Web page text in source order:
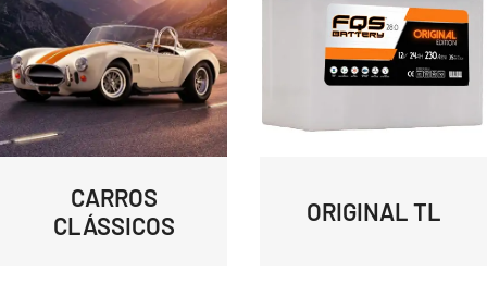
CARROS
CLÁSSICOS
ORIGINAL TL